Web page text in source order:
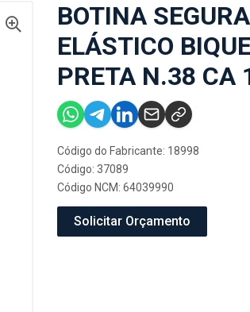
BOTINA
ELÁSTICO
PRETA N.38 CA
Código do Fabricante: 18998
Código: 37089
Código NCM: 64039990
Solicitar Orçamento